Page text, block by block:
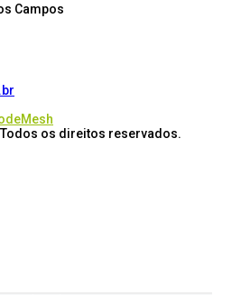
Campos
os direitos reservados.